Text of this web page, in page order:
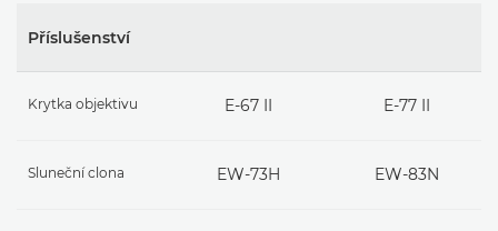
Příslušenství
Krytka objektivu E-67 II E-77 II
Sluneční clona EW-73H EW-83N